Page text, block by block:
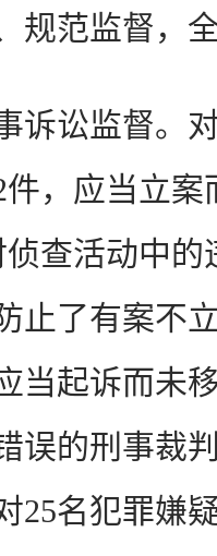
规范监督，
讼监督。对
，应当立
查活动中
止了有案不
当起诉而未
误的刑事裁
25名犯罪嫌